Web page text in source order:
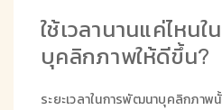
ใช้เวลานานแค่ไหน
บุคลิกภาพให้ดีขึ้น?
ระยะเวลาในการพัฒนาบุคลิกภา